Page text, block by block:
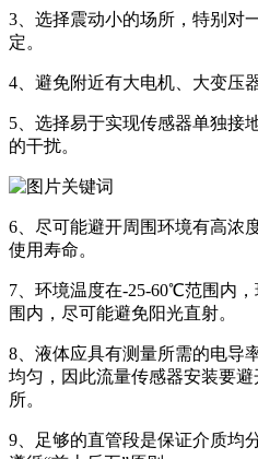
3、选择震动小的场所，特别对
定。
4、避免附近有大电机、大变压
5、选择易于实现传感器单独接
的干扰。
6、尽可能避开周围环境有高浓
使用寿命。
7、环境温度在-25-60℃范围内
围内，尽可能避免阳光直射。
8、液体应具有测量所需的电导
均匀，因此流量传感器安装要
所。
9、足够的直管段是保证介质均